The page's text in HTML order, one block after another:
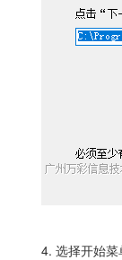
4. 选择开始菜